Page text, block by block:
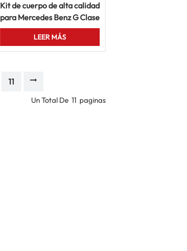
Kit de cuerpo de alta calidad
para Mercedes Benz G Clase
1991-2017 B Actualización
del modelo
LEER MÁS
11
Un Total De 11 Paginas